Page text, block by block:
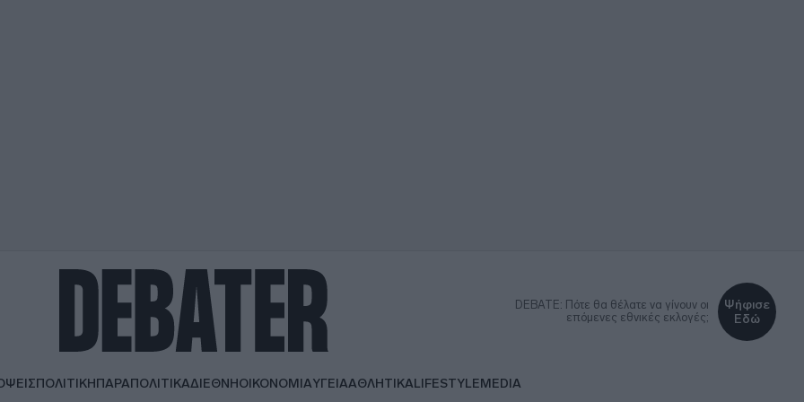
DEBATE: Πότε θα θέλατε να γίνουν οι
επόμενες εθνικές εκλογές;
Ψήφισε
Εδώ
ΠΟΛΙΤΙΚΗΠΑΡΑΠΟΛΙΤΙΚΑΔΙΕΘΝΗΟΙΚΟΝΟΜΙΑΥΓΕΙΑΑΘΛΗΤΙΚΑLIFESTYLEMEDIA